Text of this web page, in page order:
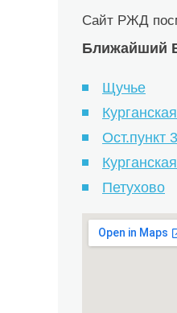
Сайт РЖД
Ближайший
Щучье
Ост.пункт
Петухово